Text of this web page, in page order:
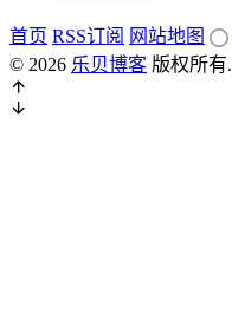
首页 RSS订阅 网站地图
© 2026 乐贝博客 版权所有.